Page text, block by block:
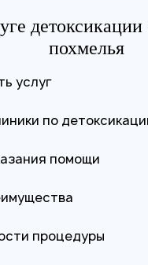
детоксикации
похмелья
услуг
по
помощи
процедуры